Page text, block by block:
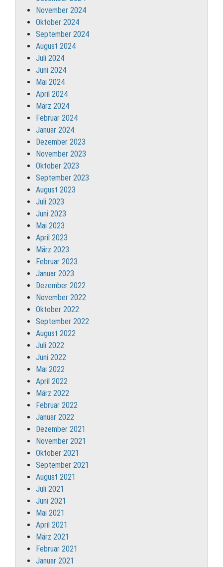
November 2024
Oktober 2024
September 2024
August 2024
Juli 2024
Juni 2024
Mai 2024
April 2024
März 2024
Februar 2024
Januar 2024
Dezember 2023
November 2023
Oktober 2023
September 2023
August 2023
Juli 2023
Juni 2023
Mai 2023
April 2023
März 2023
Februar 2023
Januar 2023
Dezember 2022
November 2022
Oktober 2022
September 2022
August 2022
Juli 2022
Juni 2022
Mai 2022
April 2022
März 2022
Februar 2022
Januar 2022
Dezember 2021
November 2021
Oktober 2021
September 2021
August 2021
Juli 2021
Juni 2021
Mai 2021
April 2021
März 2021
Februar 2021
Januar 2021